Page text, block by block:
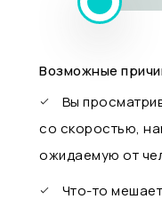
Возможные
Вы
со скоростью,
ожидаемую от
Что-то